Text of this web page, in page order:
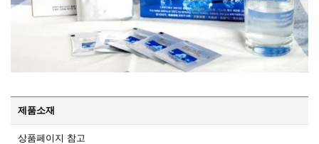
제품소재
상품페이지 참고